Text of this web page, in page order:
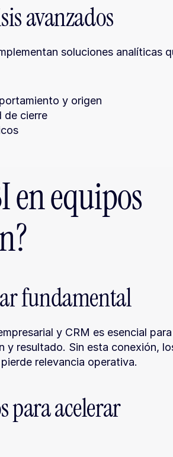
avanzados
soluciones analíticas
y origen
de cierre
en equipos
fundamental
y CRM es esencial para
y resultado. Sin esta conexión,
relevancia operativa.
para acelerar